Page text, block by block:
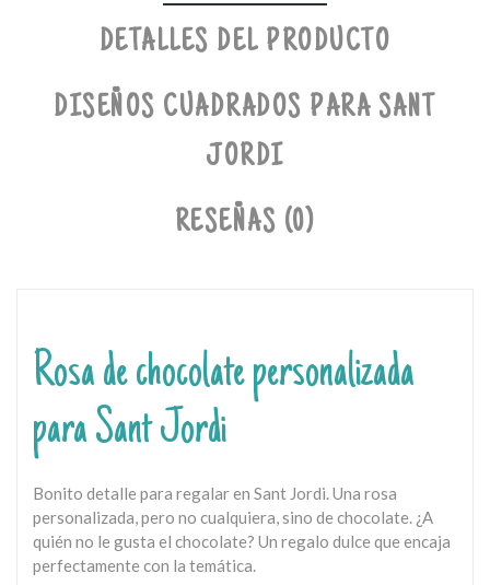
DETALLES DEL PRODUCTO
DISEÑOS CUADRADOS PARA SANT
JORDI
RESEÑAS (0)
Rosa de chocolate personalizada
para Sant Jordi
Bonito detalle para regalar en Sant Jordi. Una rosa
personalizada, pero no cualquiera, sino de chocolate. ¿A
quién no le gusta el chocolate? Un regalo dulce que encaja
perfectamente con la temática.